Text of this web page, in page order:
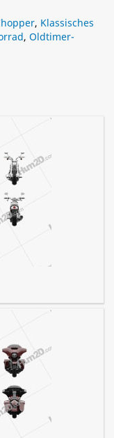
, Klassisches
, Oldtimer-